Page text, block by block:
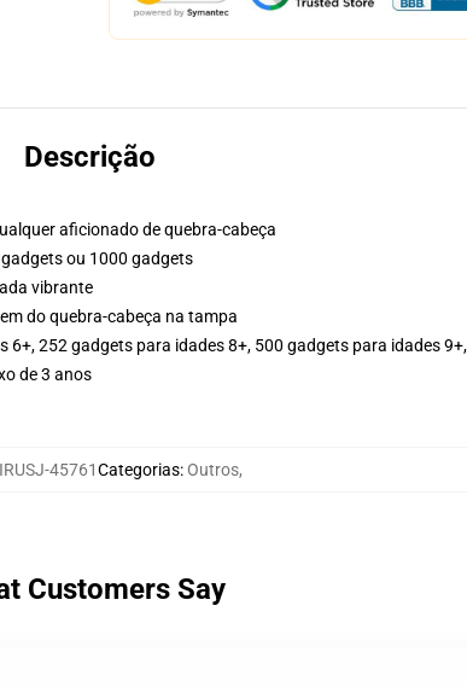
Descrição
aficionado de quebra-cabeça
ou 1000 gadgets
vibrante
do quebra-cabeça na tampa
252 gadgets para idades 8+, 500 gadgets para idades
de 3 anos
45761Categorias:Outros,
Customers Say